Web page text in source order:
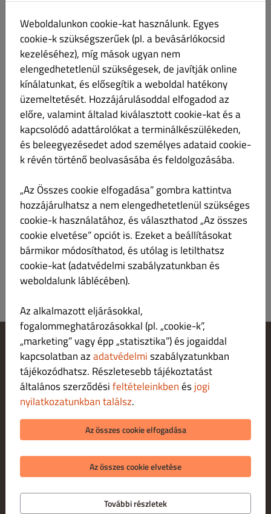
Tartármártás Ft 400.00
Pikáns szósz csipős / mustár+kechup Ft 400.00
Áfonya Ft 400.00
Cookie‑beállítások módosítása
Fordulj hozzánk!
Adatvédelmi irányelvek
Felhasználási feltételek
Jogi nyilatkozat
FIZETÉSI LEHETŐSÉGEK HÁZHOZSZÁLLÍTÁ S ESETÉN
FIZETÉSI LEHETŐSÉGEK SZEMÉLYES ÁTVÉTEL ESETÉN
Weboldalunkon cookie-kat használunk. Egyes
cookie-k szükségszerűek (pl. a bevásárlókocsid
kezeléséhez), míg mások ugyan nem
elengedhetetlenül szükségesek, de javítják online
kínálatunkat, és elősegítik a weboldal hatékony
üzemeltetését. Hozzájárulásoddal elfogadod az
előre, valamint általad kiválasztott cookie-kat és a
kapcsolódó adattárolókat a terminálkészülékeden,
és beleegyezésedet adod személyes adataid cookie-
k révén történő beolvasásába és feldolgozásába.
„Az Összes cookie elfogadása” gombra kattintva
hozzájárulhatsz a nem elengedhetetlenül szükséges
cookie-k használatához, és választhatod „Az összes
cookie elvetése” opciót is. Ezeket a beállításokat
bármikor módosíthatod, és utólag is letilthatsz
cookie-kat (adatvédelmi szabályzatunkban és
weboldalunk láblécében).
Az alkalmazott eljárásokkal,
fogalommeghatározásokkal (pl. „cookie-k”,
„marketing” vagy épp „statisztika”) és jogaiddal
kapcsolatban azadatvédelmiszabályzatunkban
tájékozódhatsz. Részletesebb tájékoztatást
általános szerződésifeltételeinkbenésjogi
nyilatkozatunkban találsz.
Az összes cookie elfogadása
Az összes cookie elvetése
További részletek